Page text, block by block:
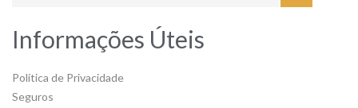
Informações Úteis
Política de Privacidade
Seguros